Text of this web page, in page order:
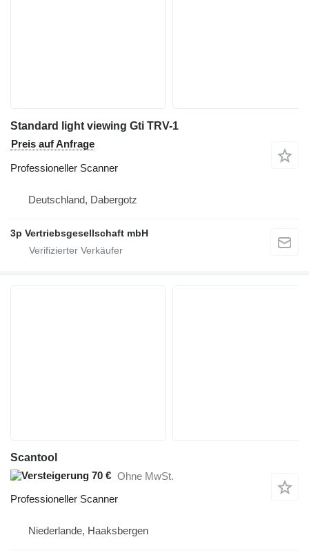
Standard light viewing Gti TRV-1
Preis auf Anfrage
Professioneller Scanner
Deutschland, Dabergotz
3p Vertriebsgesellschaft mbH
Scantool
70 € Ohne MwSt.
Professioneller Scanner
Niederlande, Haaksbergen